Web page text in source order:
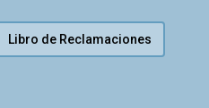
Libro de Reclamaciones